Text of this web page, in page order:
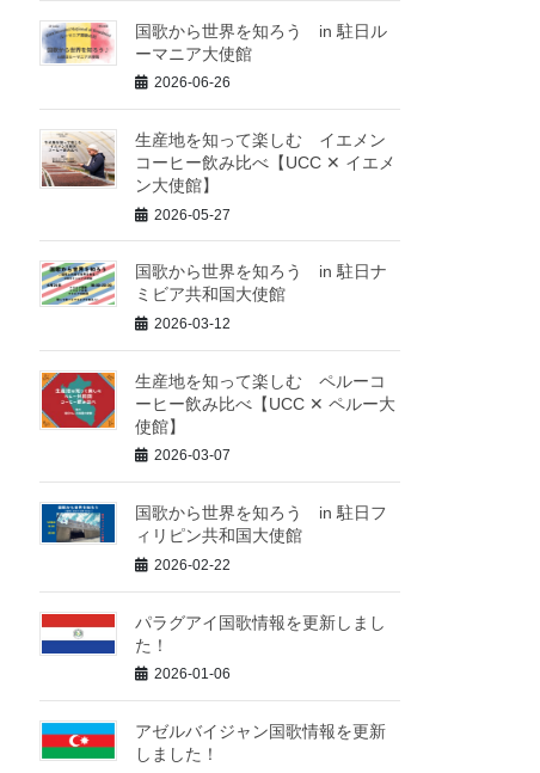
国歌から世界を知ろう in 駐日ル
ーマニア大使館
2026-06-26
生産地を知って楽しむ イエメン
コーヒー飲み比べ【UCC ✕ イエメ
ン大使館】
2026-05-27
国歌から世界を知ろう in 駐日ナ
ミビア共和国大使館
2026-03-12
生産地を知って楽しむ ペルーコ
ーヒー飲み比べ【UCC ✕ ペルー大
使館】
2026-03-07
国歌から世界を知ろう in 駐日フ
ィリピン共和国大使館
2026-02-22
パラグアイ国歌情報を更新しまし
た！
2026-01-06
アゼルバイジャン国歌情報を更新
しました！